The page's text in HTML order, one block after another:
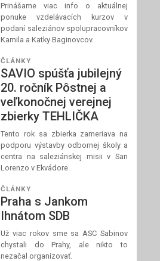
Prinášame viac info o aktuálnej
ponuke vzdelávacích kurzov v
podaní saleziánov spolupracovníkov
Kamila a Katky Baginovcov.
ČLÁNKY
SAVIO spúšťa jubilejný
20. ročník Pôstnej a
veľkonočnej verejnej
zbierky TEHLIČKA
Tento rok sa zbierka zameriava na
podporu výstavby odbornej školy a
centra na saleziánskej misii v San
Lorenzo v Ekvádore.
ČLÁNKY
Praha s Jankom
Ihnátom SDB
Už viac rokov sme sa ASC Sabinov
chystali do Prahy, ale nikto to
nezačal organizovať.